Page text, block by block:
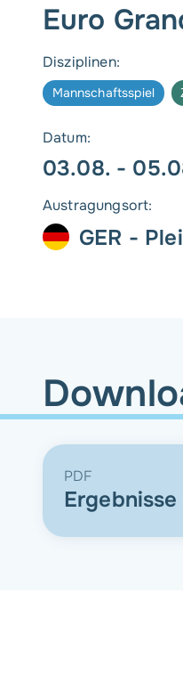
Euro
Disziplinen:
Mannschaftsspiel
Datum:
03.08. -
Austragungsort:
GER -
PDF